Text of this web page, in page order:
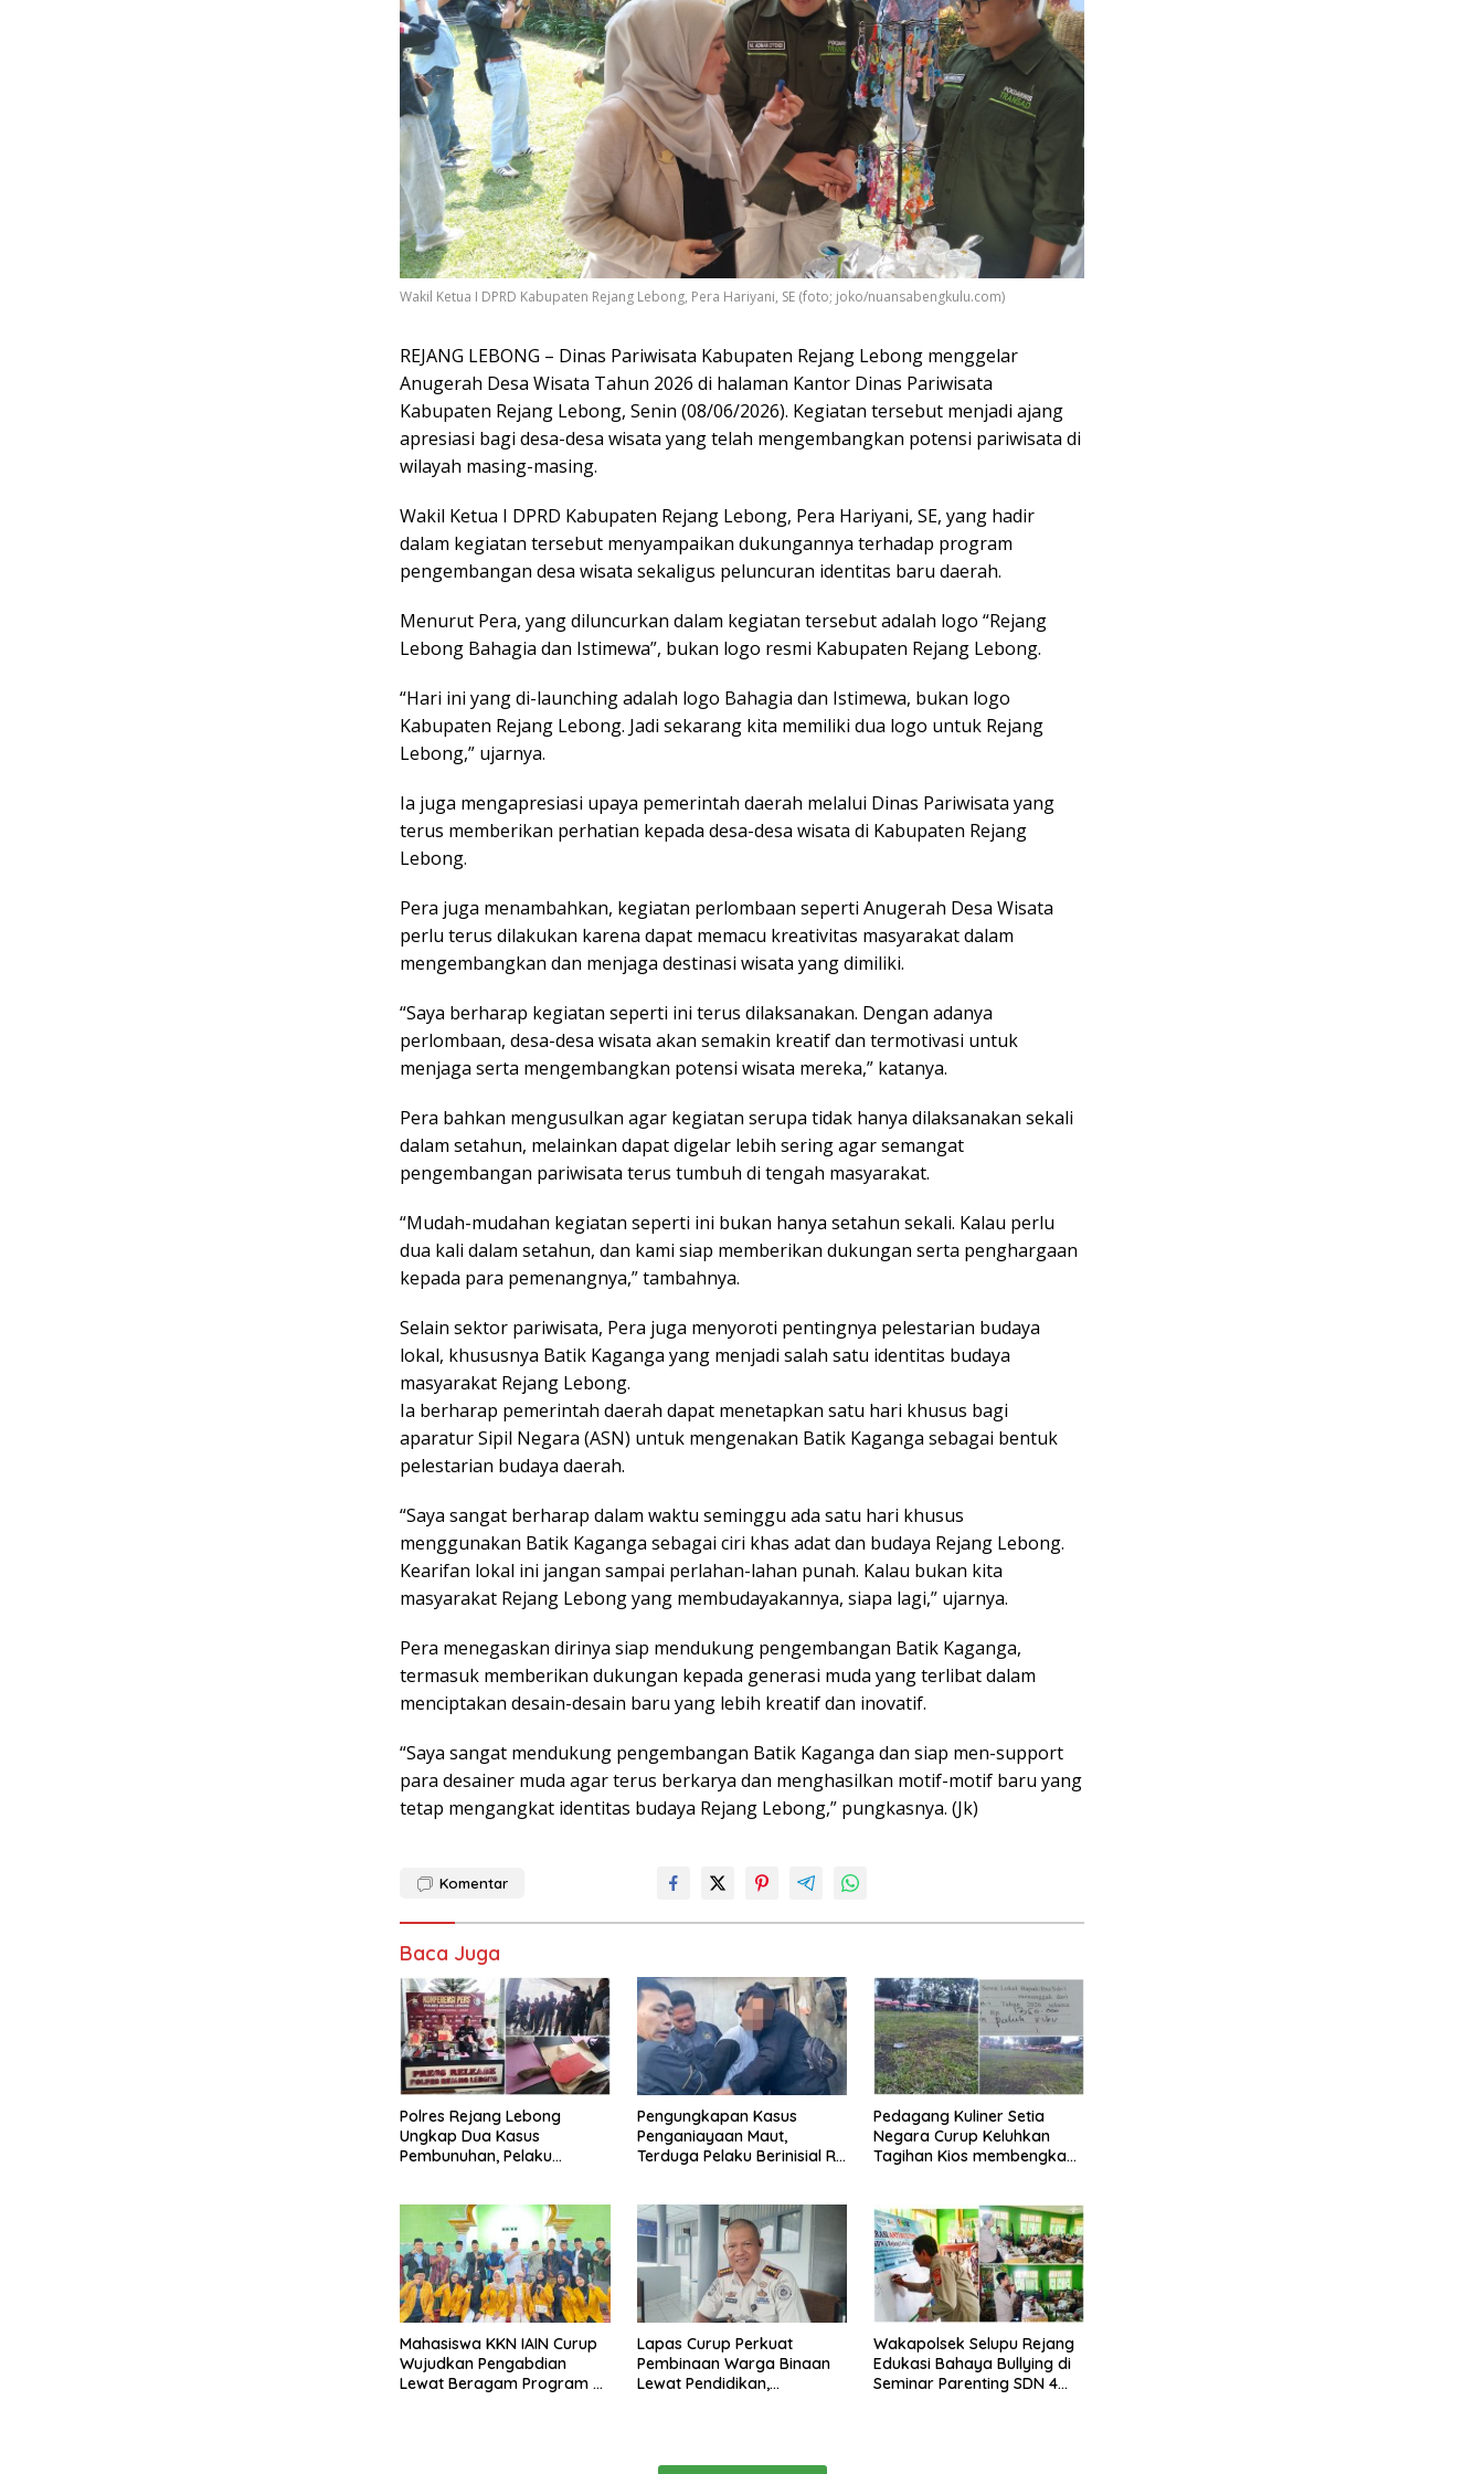
Wakil Ketua I DPRD Kabupaten Rejang Lebong, Pera Hariyani, SE (foto; joko/nuansabengkulu.com)
REJANG LEBONG – Dinas Pariwisata Kabupaten Rejang Lebong menggelar
Anugerah Desa Wisata Tahun 2026 di halaman Kantor Dinas Pariwisata
Kabupaten Rejang Lebong, Senin (08/06/2026). Kegiatan tersebut menjadi ajang
apresiasi bagi desa-desa wisata yang telah mengembangkan potensi pariwisata di
wilayah masing-masing.
Wakil Ketua I DPRD Kabupaten Rejang Lebong, Pera Hariyani, SE, yang hadir
dalam kegiatan tersebut menyampaikan dukungannya terhadap program
pengembangan desa wisata sekaligus peluncuran identitas baru daerah.
Menurut Pera, yang diluncurkan dalam kegiatan tersebut adalah logo “Rejang
Lebong Bahagia dan Istimewa”, bukan logo resmi Kabupaten Rejang Lebong.
“Hari ini yang di-launching adalah logo Bahagia dan Istimewa, bukan logo
Kabupaten Rejang Lebong. Jadi sekarang kita memiliki dua logo untuk Rejang
Lebong,” ujarnya.
Ia juga mengapresiasi upaya pemerintah daerah melalui Dinas Pariwisata yang
terus memberikan perhatian kepada desa-desa wisata di Kabupaten Rejang
Lebong.
Pera juga menambahkan, kegiatan perlombaan seperti Anugerah Desa Wisata
perlu terus dilakukan karena dapat memacu kreativitas masyarakat dalam
mengembangkan dan menjaga destinasi wisata yang dimiliki.
“Saya berharap kegiatan seperti ini terus dilaksanakan. Dengan adanya
perlombaan, desa-desa wisata akan semakin kreatif dan termotivasi untuk
menjaga serta mengembangkan potensi wisata mereka,” katanya.
Pera bahkan mengusulkan agar kegiatan serupa tidak hanya dilaksanakan sekali
dalam setahun, melainkan dapat digelar lebih sering agar semangat
pengembangan pariwisata terus tumbuh di tengah masyarakat.
“Mudah-mudahan kegiatan seperti ini bukan hanya setahun sekali. Kalau perlu
dua kali dalam setahun, dan kami siap memberikan dukungan serta penghargaan
kepada para pemenangnya,” tambahnya.
Selain sektor pariwisata, Pera juga menyoroti pentingnya pelestarian budaya
lokal, khususnya Batik Kaganga yang menjadi salah satu identitas budaya
masyarakat Rejang Lebong.
Ia berharap pemerintah daerah dapat menetapkan satu hari khusus bagi
aparatur Sipil Negara (ASN) untuk mengenakan Batik Kaganga sebagai bentuk
pelestarian budaya daerah.
“Saya sangat berharap dalam waktu seminggu ada satu hari khusus
menggunakan Batik Kaganga sebagai ciri khas adat dan budaya Rejang Lebong.
Kearifan lokal ini jangan sampai perlahan-lahan punah. Kalau bukan kita
masyarakat Rejang Lebong yang membudayakannya, siapa lagi,” ujarnya.
Pera menegaskan dirinya siap mendukung pengembangan Batik Kaganga,
termasuk memberikan dukungan kepada generasi muda yang terlibat dalam
menciptakan desain-desain baru yang lebih kreatif dan inovatif.
“Saya sangat mendukung pengembangan Batik Kaganga dan siap men-support
para desainer muda agar terus berkarya dan menghasilkan motif-motif baru yang
tetap mengangkat identitas budaya Rejang Lebong,” pungkasnya. (Jk)
Komentar
Baca Juga
Polres Rejang Lebong
Ungkap Dua Kasus
Pembunuhan, Pelaku
Pengungkapan Kasus
Penganiayaan Maut,
Terduga Pelaku Berinisial R
Pedagang Kuliner Setia
Negara Curup Keluhkan
Tagihan Kios membengkak
Mahasiswa KKN IAIN Curup
Wujudkan Pengabdian
Lewat Beragam Program di
Lapas Curup Perkuat
Pembinaan Warga Binaan
Lewat Pendidikan,
Wakapolsek Selupu Rejang
Edukasi Bahaya Bullying di
Seminar Parenting SDN 4